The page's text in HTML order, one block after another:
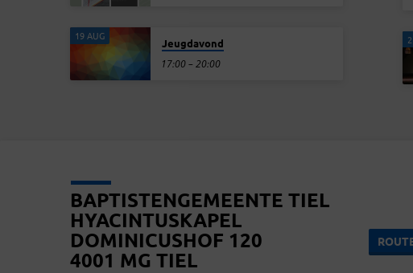
19 AUG
Jeugdavond
17:00 – 20:00
BAPTISTENGEMEENTE TIEL
HYACINTUSKAPEL
DOMINICUSHOF 120
4001 MG TIEL